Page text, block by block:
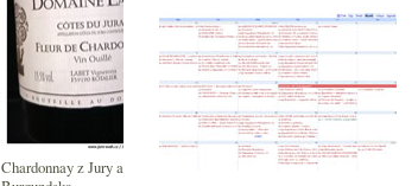
Chardonnay z Jury a
Slušný italský rýňák
V demižonech to dobublává a bezva
Juhfark
Chlastací červené a jurská šardonka
Povedené italské Chardonnay
Fino co vlastně ani není sherry
Kodaňské økologisk první dojmy
Noma pivko a lákadlo na (možná)